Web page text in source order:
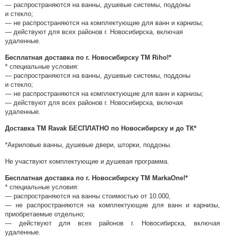
— распространяются на ванны, душевые системы, поддоны
и стекло;
— не распространяются на комплектующие для ванн и карнизы;
— действуют для всех районов г. Новосибирска, включая
удаленные.
Бесплатная доставка по г. Новосибирску ТМ Riho!*
* специальные условия:
— распространяются на ванны, душевые системы, поддоны
и стекло;
— не распространяются на комплектующие для ванн и карнизы;
— действуют для всех районов г. Новосибирска, включая
удаленные.
Доставка ТМ Ravak БЕСПЛАТНО по Новосибирску и до ТК*
*Акриловые ванны, душевые двери, шторки, поддоны.
Не участвуют комплектующие и душевая программа.
Бесплатная доставка по г. Новосибирску ТМ MarkaOne!*
* специальные условия:
— распространяются на ванны стоимостью от 10.000,
— не распространяются на комплектующие для ванн и карнизы,
приобретаемые отдельно;
— действуют для всех районов г. Новосибирска, включая
удаленные.